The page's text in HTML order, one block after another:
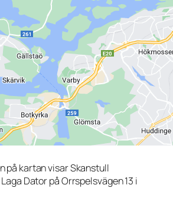
på kartan visar Skanstull
Dator på Orrspelsvägen 13 i